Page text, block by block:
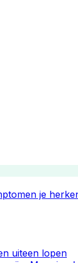
je
uiteen lopen